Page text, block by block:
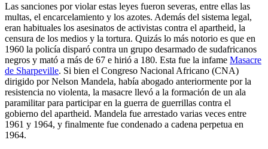
Las sanciones por violar estas leyes fueron severas, entre ellas las
multas, el encarcelamiento y los azotes. Además del sistema legal,
eran habituales los asesinatos de activistas contra el apartheid, la
censura de los medios y la tortura. Quizás lo más notorio es que en
1960 la policía disparó contra un grupo desarmado de sudafricanos
negros y mató a más de 67 e hirió a 180. Esta fue la infame Masacre
de Sharpeville. Si bien el Congreso Nacional Africano (CNA)
dirigido por Nelson Mandela, había abogado anteriormente por la
resistencia no violenta, la masacre llevó a la formación de un ala
paramilitar para participar en la guerra de guerrillas contra el
gobierno del apartheid. Mandela fue arrestado varias veces entre
1961 y 1964, y finalmente fue condenado a cadena perpetua en
1964.